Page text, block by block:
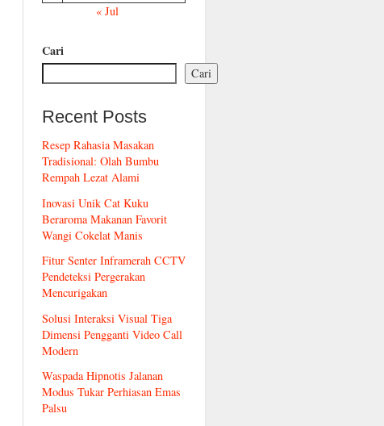
« Jul
Cari
Cari
Recent Posts
Resep Rahasia Masakan
Tradisional: Olah Bumbu
Rempah Lezat Alami
Inovasi Unik Cat Kuku
Beraroma Makanan Favorit
Wangi Cokelat Manis
Fitur Senter Inframerah CCTV
Pendeteksi Pergerakan
Mencurigakan
Solusi Interaksi Visual Tiga
Dimensi Pengganti Video Call
Modern
Waspada Hipnotis Jalanan
Modus Tukar Perhiasan Emas
Palsu